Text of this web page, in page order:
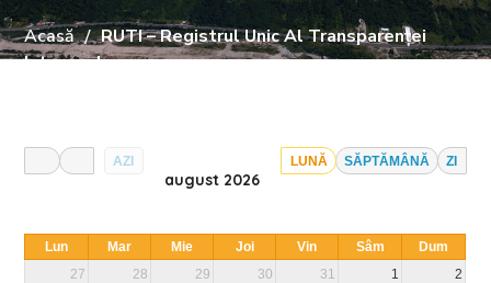
Acasă
RUTI – Registrul Unic Al Transparenței
Intereselor
AZI LUNĂ SĂPTĂMÂNĂ ZI
august 2026
Lun Mar Mie Joi Vin Sâm
Dum
27
28 29 30 31 1 2